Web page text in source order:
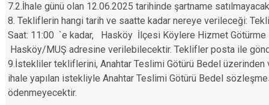
7.2.İhale günü olan 12.06.2025 tarihinde şartname
8. Tekliflerin hangi tarih ve saatte kadar nereye verileceği:
Saat: 11:00 `e kadar, Hasköy İlçesi Köylere Hizmet Götürme
Hasköy/MUŞ adresine verilebilecektir. Teklifler posta ile
9.İstekliler tekliflerini, Anahtar Teslimi Götürü Bedel üzerinden
ihale yapılan istekliyle Anahtar Teslimi Götürü Bedel
ödenmeyecektir.